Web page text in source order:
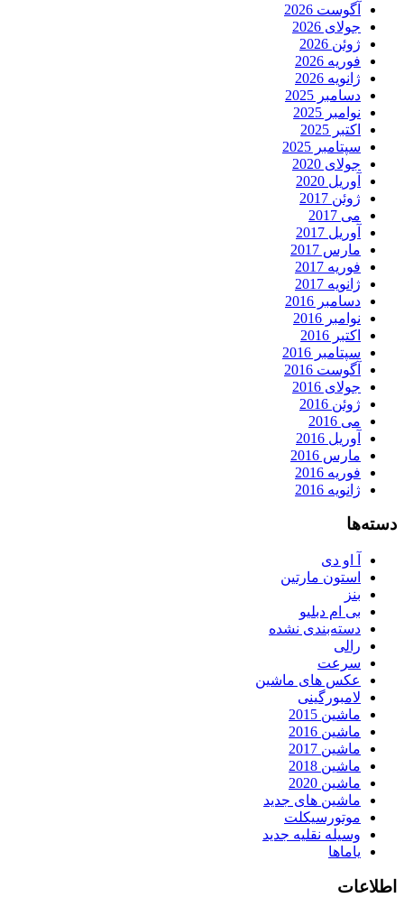
آگوست 2026
جولای 2026
ژوئن 2026
فوریه 2026
ژانویه 2026
دسامبر 2025
نوامبر 2025
اکتبر 2025
سپتامبر 2025
جولای 2020
آوریل 2020
ژوئن 2017
می 2017
آوریل 2017
مارس 2017
فوریه 2017
ژانویه 2017
دسامبر 2016
نوامبر 2016
اکتبر 2016
سپتامبر 2016
آگوست 2016
جولای 2016
ژوئن 2016
می 2016
آوریل 2016
مارس 2016
فوریه 2016
ژانویه 2016
دسته‌ها
آ او دی
استون مارتین
بنز
بی ام دبلیو
دسته‌بندی نشده
رالی
سرعت
عکس های ماشین
لامبورگینی
ماشین 2015
ماشین 2016
ماشین 2017
ماشین 2018
ماشین 2020
ماشین های جدید
موتورسیکلت
وسیله نقلیه جدید
یاماها
اطلاعات